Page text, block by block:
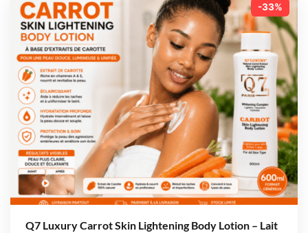
-33%
Q7 Luxury Carrot Skin Lightening Body Lotion – Lait